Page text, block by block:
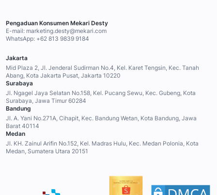
Pengaduan Konsumen Mekari Desty
E-mail: marketing.desty@mekari.com
WhatsApp: +62 813 9839 9184
Jakarta
Mid Plaza 2, Jl. Jenderal Sudirman No.4, Kel. Karet Tengsin, Kec. Tanah
Abang, Kota Jakarta Pusat, Jakarta 10220
Surabaya
Jl. Ngagel Jaya Selatan No.158, Kel. Pucang Sewu, Kec. Gubeng, Kota
Surabaya, Jawa Timur 60284
Bandung
Jl. A. Yani No.271A, Cihapit, Kec. Bandung Wetan, Kota Bandung, Jawa
Barat 40114
Medan
Jl. KH. Zainul Arifin No.152, Kel. Madras Hulu, Kec. Medan Polonia, Kota
Medan, Sumatera Utara 20151